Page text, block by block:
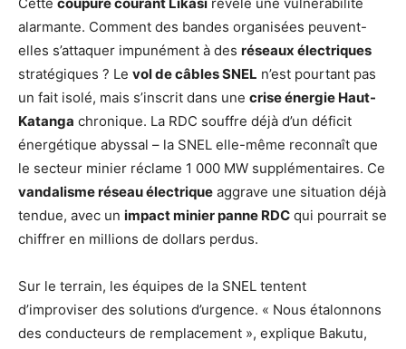
alarmante. Comment des bandes organisées peuvent-
elles s’attaquer impunément à des réseaux électriques
stratégiques ? Le vol de câbles SNEL n’est pourtant pas
un fait isolé, mais s’inscrit dans une crise énergie Haut-
Katanga chronique. La RDC souffre déjà d’un déficit
énergétique abyssal – la SNEL elle-même reconnaît que
le secteur minier réclame 1 000 MW supplémentaires. Ce
vandalisme réseau électrique aggrave une situation déjà
tendue, avec un impact minier panne RDC qui pourrait se
chiffrer en millions de dollars perdus.
Sur le terrain, les équipes de la SNEL tentent
d’improviser des solutions d’urgence. « Nous étalonnons
des conducteurs de remplacement », explique Bakutu,